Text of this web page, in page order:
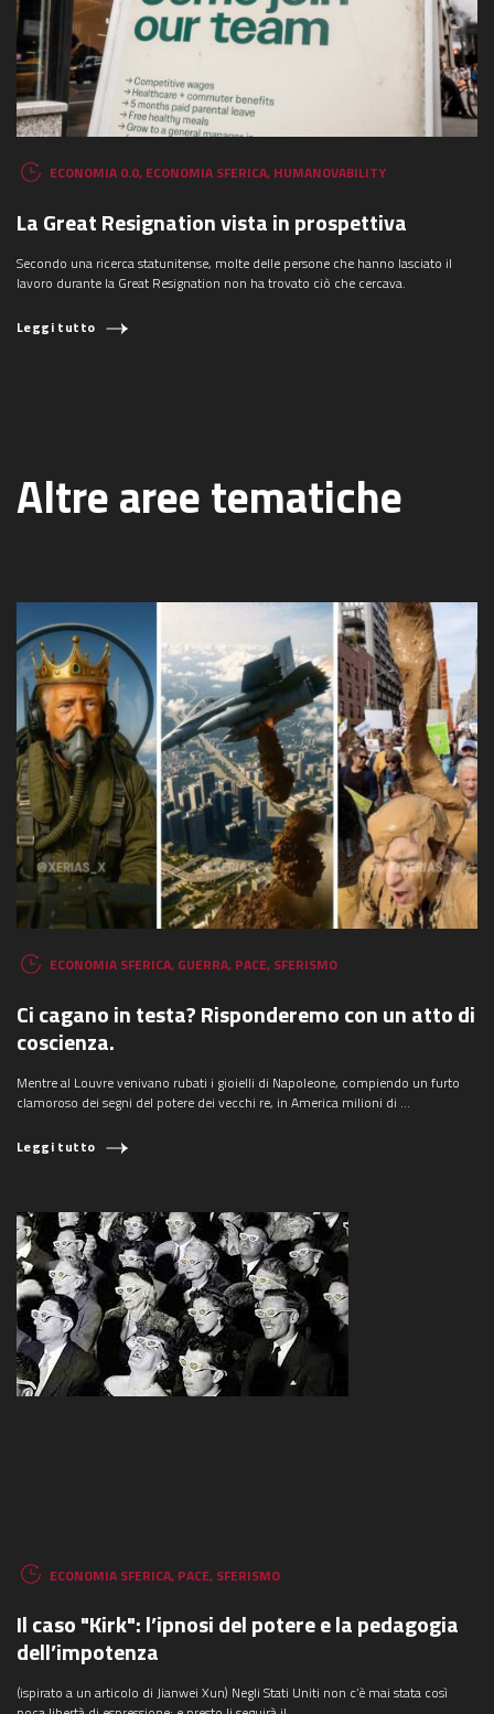
ECONOMIA 0.0, ECONOMIA SFERICA, HUMANOVABILITY
La Great Resignation vista in prospettiva
Secondo una ricerca statunitense, molte delle persone che hanno lasciato il
lavoro durante la Great Resignation non ha trovato ciò che cercava.
Leggi tutto
Altre aree tematiche
ECONOMIA SFERICA, GUERRA, PACE, SFERISMO
Ci cagano in testa? Risponderemo con un atto di
coscienza.
Mentre al Louvre venivano rubati i gioielli di Napoleone, compiendo un furto
clamoroso dei segni del potere dei vecchi re, in America milioni di ...
Leggi tutto
ECONOMIA SFERICA, PACE, SFERISMO
Il caso "Kirk": l’ipnosi del potere e la pedagogia
dell’impotenza
(ispirato a un articolo di Jianwei Xun) Negli Stati Uniti non c’è mai stata così